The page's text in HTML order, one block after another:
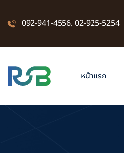
092-941-4556, 02-925-5254
หน้าแรก